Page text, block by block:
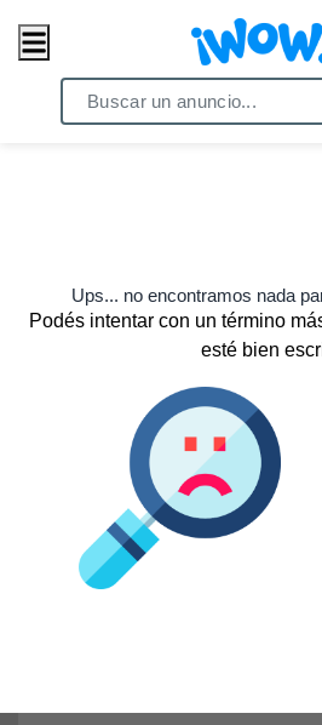
Ups... no encontramos nada
Podés intentar con un término
esté bien